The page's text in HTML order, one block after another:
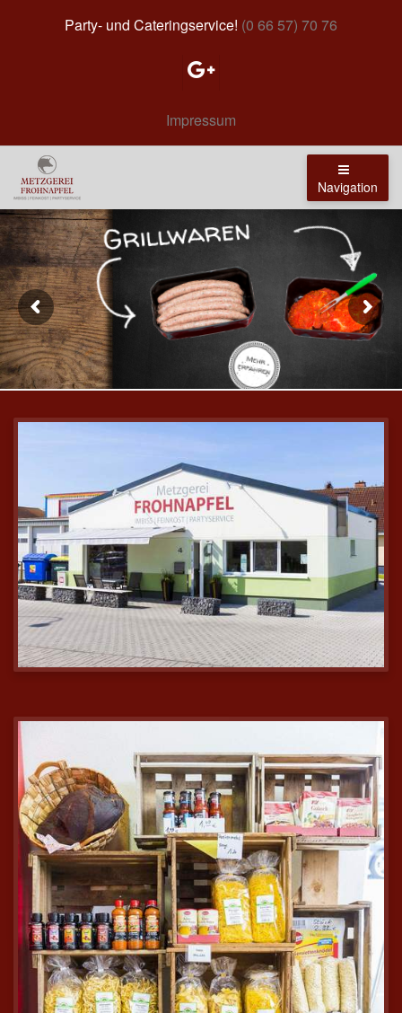
Party- und Cateringservice! (0 66 57) 70 76
Impressum
Navigation
Grillwaren